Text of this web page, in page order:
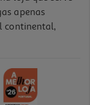
apenas
continental,